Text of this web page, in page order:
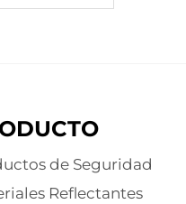
de Seguridad
Reflectantes